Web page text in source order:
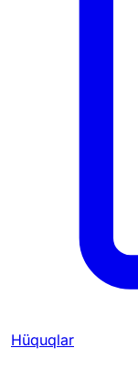
Hüquqlar